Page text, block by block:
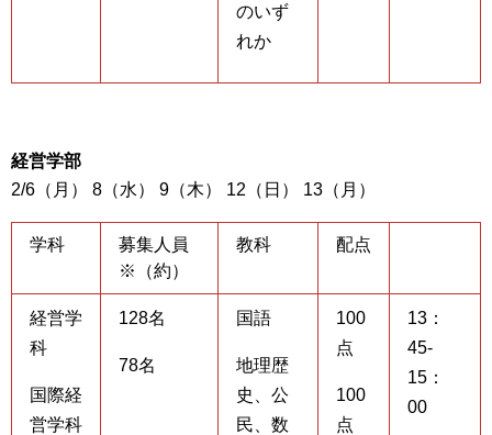
のいず
れか
経営学部
2/6（月） 8（水） 9（木） 12（日） 13（月）
学科
募集人員
※（約）
教科 配点
経営学
科
国際経
営学科
128名
78名
国語
地理歴
史、公
民、数
100
点
100
点
13：
45-
15：
00